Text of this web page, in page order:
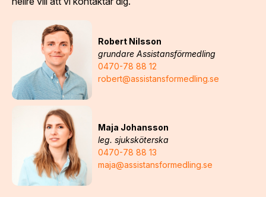
Robert Nilsson
grundare Assistansförmedling
0470-78 88 12
robert@assistansformedling.se
Maja Johansson
leg. sjuksköterska
0470-78 88 13
maja@assistansformedling.se